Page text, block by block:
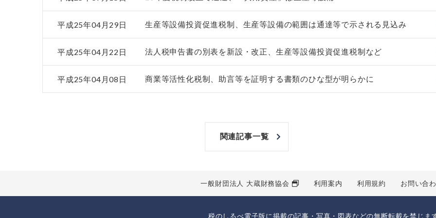
平成25年04月29日 生産等設備投資促進税制、生産等設備の範囲は通達等で示される見込み
平成25年04月22日 法人税申告書の別表を新設・改正、生産等設備投資促進税制など
平成25年04月08日 商業等活性化税制、助言等を証明する書類のひな型が明らかに
関連記事一覧
一般財団法人 大蔵財務協会 利用案内 利用規約 お問い合
税のしるべ電子版に掲載の記事・写真・図表などの無断転載を禁じま